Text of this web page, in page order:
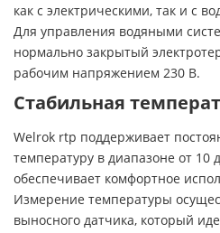
как с электрическими, так и с
Для управления водяными
нормально закрытый
рабочим напряжением 230 В.
Стабильная
Welrok rtp поддерживает
температуру в диапазоне от 10
обеспечивает комфортное
Измерение температуры
выносного датчика, который